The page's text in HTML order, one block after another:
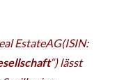
EstateAG(ISIN:
“) lässt